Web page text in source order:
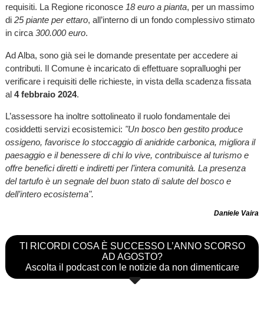
requisiti. La Regione riconosce 18 euro a pianta, per un massimo
di 25 piante per ettaro, all’interno di un fondo complessivo stimato
in circa 300.000 euro.
Ad Alba, sono già sei le domande presentate per accedere ai
contributi. Il Comune è incaricato di effettuare sopralluoghi per
verificare i requisiti delle richieste, in vista della scadenza fissata
al 4 febbraio 2024.
L’assessore ha inoltre sottolineato il ruolo fondamentale dei
cosiddetti servizi ecosistemici: "Un bosco ben gestito produce
ossigeno, favorisce lo stoccaggio di anidride carbonica, migliora il
paesaggio e il benessere di chi lo vive, contribuisce al turismo e
offre benefici diretti e indiretti per l’intera comunità. La presenza
del tartufo è un segnale del buon stato di salute del bosco e
dell’intero ecosistema".
Daniele Vaira
TI RICORDI COSA È SUCCESSO L’ANNO SCORSO
AD AGOSTO?
Ascolta il podcast con le notizie da non dimenticare